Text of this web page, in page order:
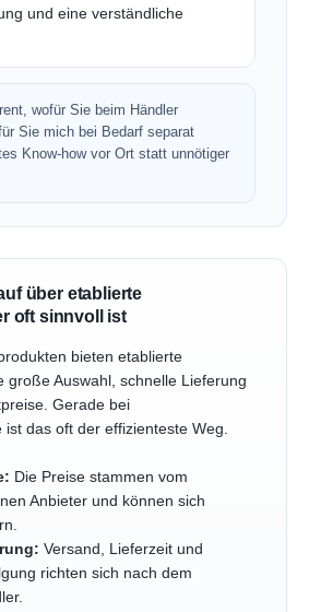
und eine verständliche
wofür Sie beim Händler
Sie mich bei Bedarf separat
Know-how vor Ort statt unnötiger
über etablierte
oft sinnvoll ist
bieten etablierte
große Auswahl, schnelle Lieferung
Gerade bei
ist das oft der effizienteste Weg.
Die Preise stammen vom
Anbieter und können sich
Versand, Lieferzeit und
richten sich nach dem